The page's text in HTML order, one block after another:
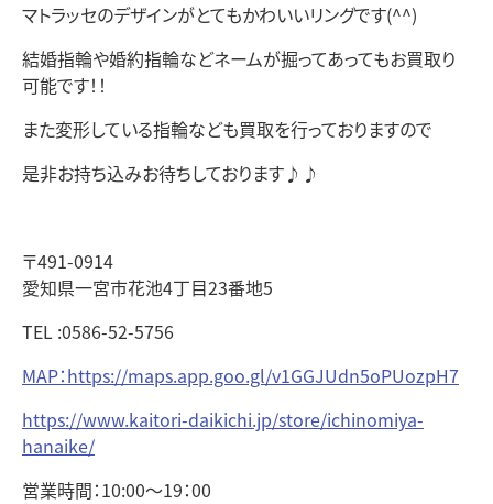
マトラッセのデザインがとてもかわいいリングです(^^)
結婚指輪や婚約指輪などネームが掘ってあってもお買取り
可能です！！
また変形している指輪なども買取を行っておりますので
是非お持ち込みお待ちしております♪♪
〒491-0914
愛知県一宮市花池4丁目23番地5
TEL :0586-52-5756
MAP：https://maps.app.goo.gl/v1GGJUdn5oPUozpH7
https://www.kaitori-daikichi.jp/store/ichinomiya-
hanaike/
営業時間：10:00～19：00